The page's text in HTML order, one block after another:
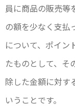
員に商品の販売等
の額を少なく支払
について、ポイン
たものとして、そ
除した金額に対す
いうことです。